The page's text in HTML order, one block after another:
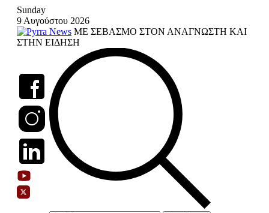
Skip
content
Sunday
9 Αυγούστου 2026
ΜΕ ΣΕΒΑΣΜΟ ΣΤΟΝ ΑΝΑΓΝΩΣΤΗ ΚΑΙ
ΣΤΗΝ ΕΙΔΗΣΗ